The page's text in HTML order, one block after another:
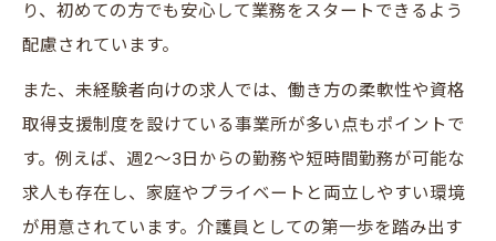
働きやすさを重視した介護員求人の探し方
安城市で介護員が長く続けられる職場選び
訪問介護員に人気の福利厚生ポイント
仕事と家庭を両立できる求人のチェック法
介護員求人選びで重視したい職場環境
り、初めての方でも安心して業務をスタートできるよう
配慮されています。
また、未経験者向けの求人では、働き方の柔軟性や資格
取得支援制度を設けている事業所が多い点もポイントで
す。例えば、週2～3日からの勤務や短時間勤務が可能な
求人も存在し、家庭やプライベートと両立しやすい環境
が用意されています。介護員としての第一歩を踏み出す